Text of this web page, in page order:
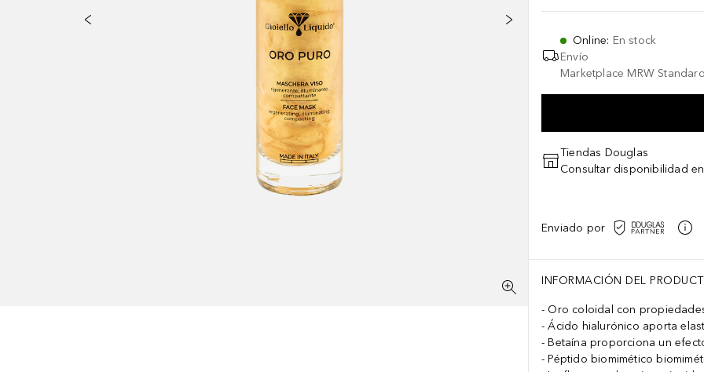
Online: En stock
Envío
Marketplace MRW
Tiendas Douglas
Consultar disponibilidad
Enviado por
INFORMACIÓN DEL
Oro coloidal con
Ácido hialurónico aporta
Betaína proporciona un
Péptido biomimético